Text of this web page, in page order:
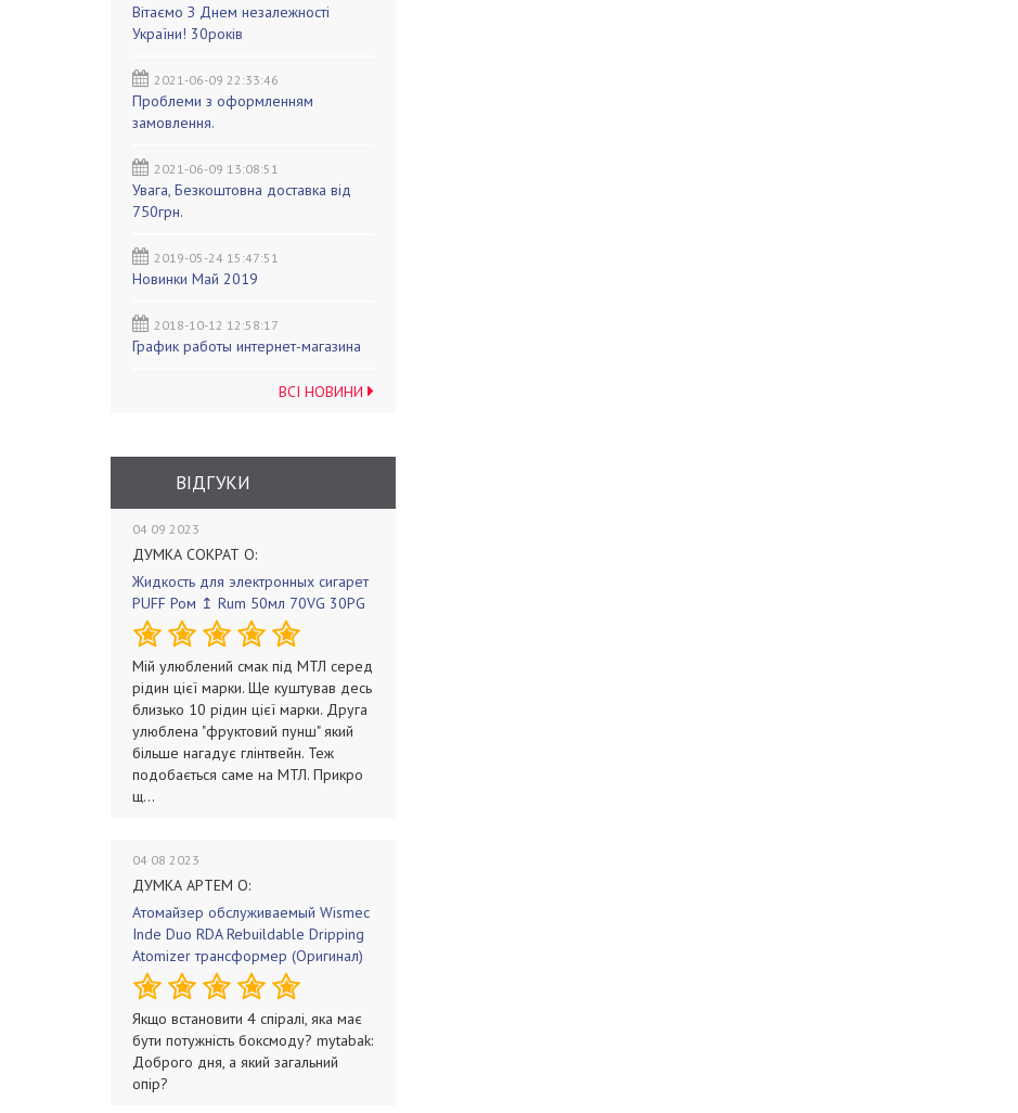
Вітаємо З Днем незалежності
України! 30років
2021-06-09 22:33:46
Проблеми з оформленням
замовлення.
2021-06-09 13:08:51
Увага, Безкоштовна доставка від
750грн.
2019-05-24 15:47:51
Новинки Май 2019
2018-10-12 12:58:17
График работы интернет-магазина
ВСІ НОВИНИ
ВІДГУКИ
04 09 2023
ДУМКА СОКРАТ О:
Жидкость для электронных сигарет
PUFF Ром ↥ Rum 50мл 70VG 30PG
Мій улюблений смак під МТЛ серед
рідин цієї марки. Ще куштував десь
близько 10 рідин цієї марки. Друга
улюблена "фруктовий пунш" який
більше нагадує глінтвейн. Теж
подобається саме на МТЛ. Прикро
щ...
04 08 2023
ДУМКА АРТЕМ О:
Атомайзер обслуживаемый Wismec
Inde Duo RDA Rebuildable Dripping
Atomizer трансформер (Оригинал)
Якщо встановити 4 спіралі, яка має
бути потужність боксмоду? mytabak:
Доброго дня, а який загальний
опір?